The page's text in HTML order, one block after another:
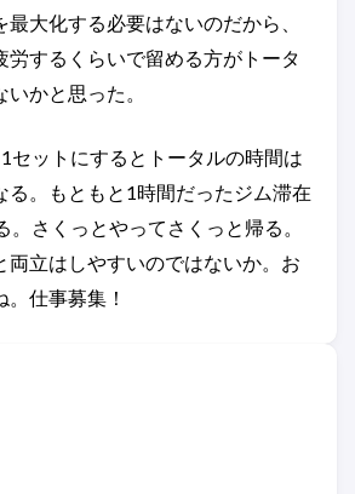
最大化する必要はないのだから、
労するくらいで留める方がトータ
かと思った。
セットにするとトータルの時間は
る。もともと1時間だったジム滞在
。さくっとやってさくっと帰る。
両立はしやすいのではないか。お
仕事募集！